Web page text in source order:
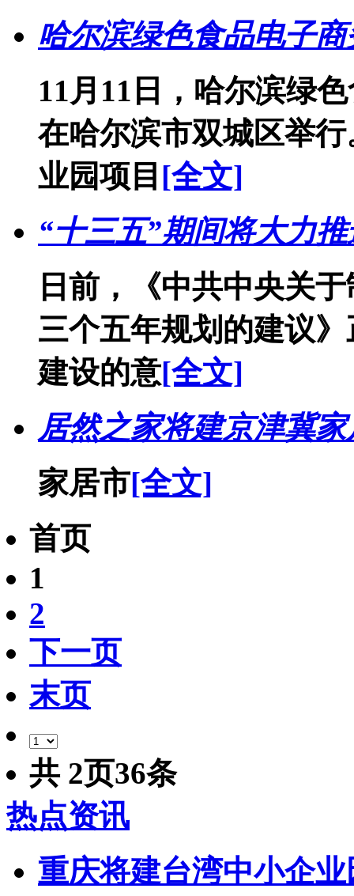
哈尔滨绿色食品电子
11月11日，哈尔滨绿
在哈尔滨市双城区举
业园项目 [全文]
“十三五”期间将大力
日前，《中共中央关
三个五年规划的建议
建设的意[全文]
居然之家将建京津冀
家居市[全文]
首页
1
2
下一页
末页
共 2页36条
热点资讯
重庆将建台湾中小企